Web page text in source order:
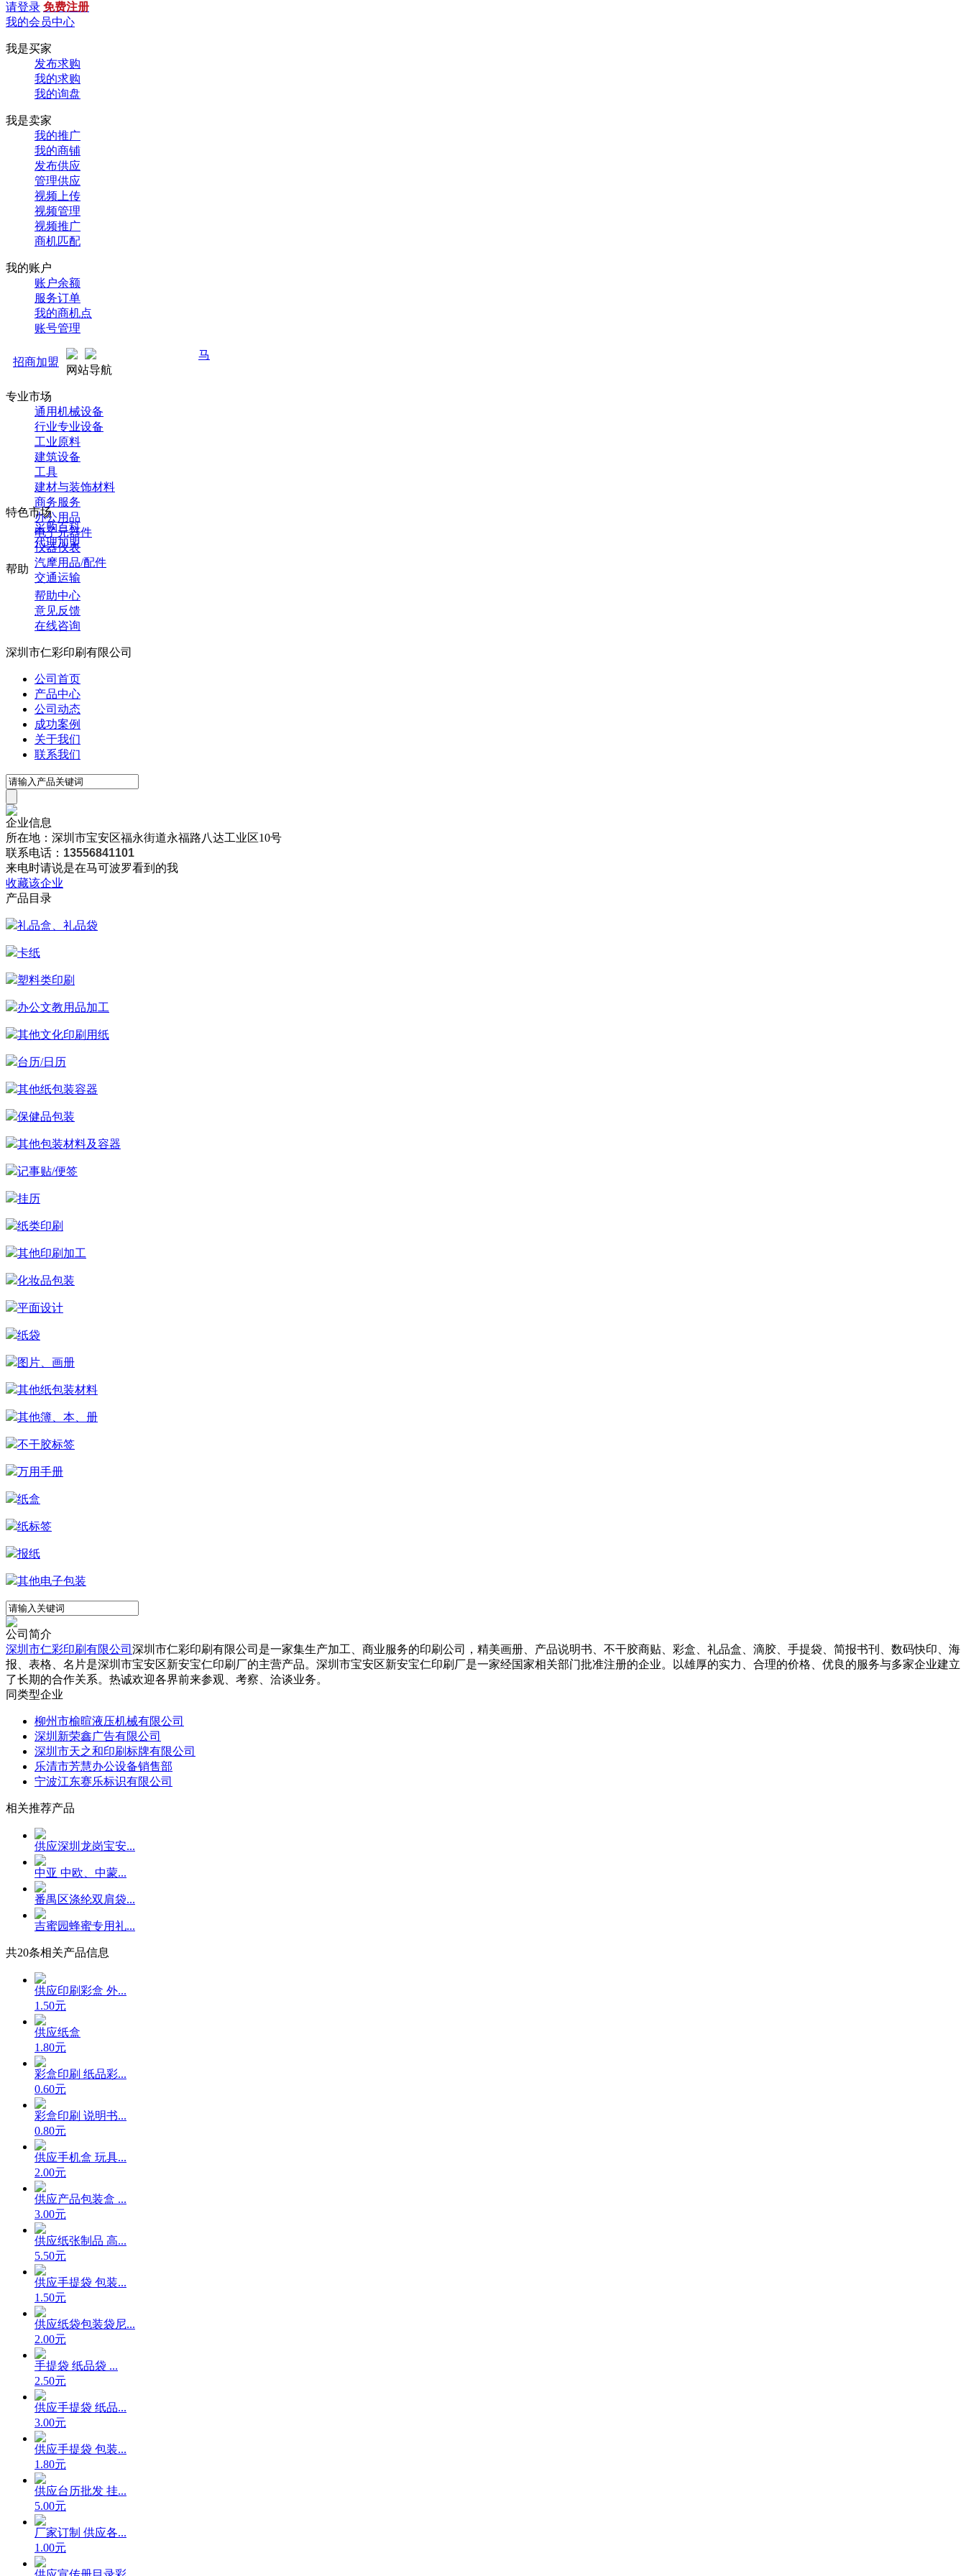
请登录 免费注册
我的会员中心
我是买家
发布求购
我的求购
我的询盘
我是卖家
我的推广
我的商铺
发布供应
管理供应
视频上传
视频管理
视频推广
商机匹配
我的账户
账户余额
服务订单
我的商机点
账号管理
招商加盟
马可直通车开启预售！全新推广 强势来袭！火热招商中... 先到先得 ！
网站导航
专业市场
通用机械设备
行业专业设备
工业原料
建筑设备
工具
建材与装饰材料
商务服务
办公用品
电子元器件
仪器仪表
汽摩用品/配件
交通运输
特色市场
采购百科
代理加盟
帮助
帮助中心
意见反馈
在线咨询
深圳市仁彩印刷有限公司
公司首页
产品中心
公司动态
成功案例
关于我们
联系我们
企业信息
所在地：深圳市宝安区福永街道永福路八达工业区10号
联系电话： 13556841101
来电时请说是在马可波罗看到的我
收藏该企业
产品目录
礼品盒、礼品袋
卡纸
塑料类印刷
办公文教用品加工
其他文化印刷用纸
台历/日历
其他纸包装容器
保健品包装
其他包装材料及容器
记事贴/便签
挂历
纸类印刷
其他印刷加工
化妆品包装
平面设计
纸袋
图片、画册
其他纸包装材料
其他簿、本、册
不干胶标签
万用手册
纸盒
纸标签
报纸
其他电子包装
公司简介
深圳市仁彩印刷有限公司 深圳市仁彩印刷有限公司是一家集生产加工、商业服务的印刷公司，精美画册、产品说明书、不干胶商贴、彩盒、礼品盒、滴胶、手提袋、简报书刊、数码快印、海
报、表格、名片是深圳市宝安区新安宝仁印刷厂的主营产品。深圳市宝安区新安宝仁印刷厂是一家经国家相关部门批准注册的企业。以雄厚的实力、合理的价格、优良的服务与多家企业建立
了长期的合作关系。热诚欢迎各界前来参观、考察、洽谈业务。
同类型企业
柳州市榆暄液压机械有限公司
深圳新荣鑫广告有限公司
深圳市天之和印刷标牌有限公司
乐清市芳慧办公设备销售部
宁波江东赛乐标识有限公司
相关推荐产品
供应深圳龙岗宝安...
中亚 中欧、中蒙...
番禺区涤纶双肩袋...
吉蜜园蜂蜜专用礼...
共20条相关产品信息
供应印刷彩盒 外...
1.50元
供应纸盒
1.80元
彩盒印刷 纸品彩...
0.60元
彩盒印刷 说明书...
0.80元
供应手机盒 玩具...
2.00元
供应产品包装盒 ...
3.00元
供应纸张制品 高...
5.50元
供应手提袋 包装...
1.50元
供应纸袋包装袋尼...
2.00元
手提袋 纸品袋 ...
2.50元
供应手提袋 纸品...
3.00元
供应手提袋 包装...
1.80元
供应台历批发 挂...
5.00元
厂家订制 供应各...
1.00元